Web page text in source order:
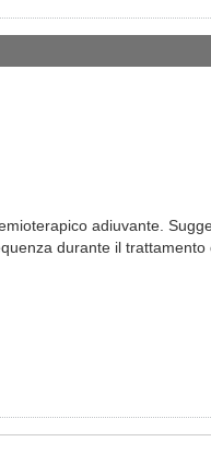
adiuvante.
durante il trattamento